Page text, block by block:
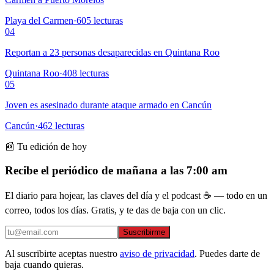
Playa del Carmen·605 lecturas
04
Reportan a 23 personas desaparecidas en Quintana Roo
Quintana Roo·408 lecturas
05
Joven es asesinado durante ataque armado en Cancún
Cancún·462 lecturas
📰 Tu edición de hoy
Recibe el periódico de mañana a las 7:00 am
El diario para hojear, las claves del día y el podcast ☕ — todo en un
correo, todos los días. Gratis, y te das de baja con un clic.
Suscribirme
Al suscribirte aceptas nuestro aviso de privacidad. Puedes darte de
baja cuando quieras.